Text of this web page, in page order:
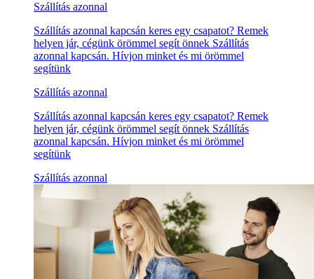
Szállítás azonnal
Szállítás azonnal kapcsán keres egy csapatot? Remek
helyen jár, cégünk örömmel segít önnek Szállítás
azonnal kapcsán. Hívjon minket és mi örömmel
segítünk
Szállítás azonnal
Szállítás azonnal kapcsán keres egy csapatot? Remek
helyen jár, cégünk örömmel segít önnek Szállítás
azonnal kapcsán. Hívjon minket és mi örömmel
segítünk
Szállítás azonnal